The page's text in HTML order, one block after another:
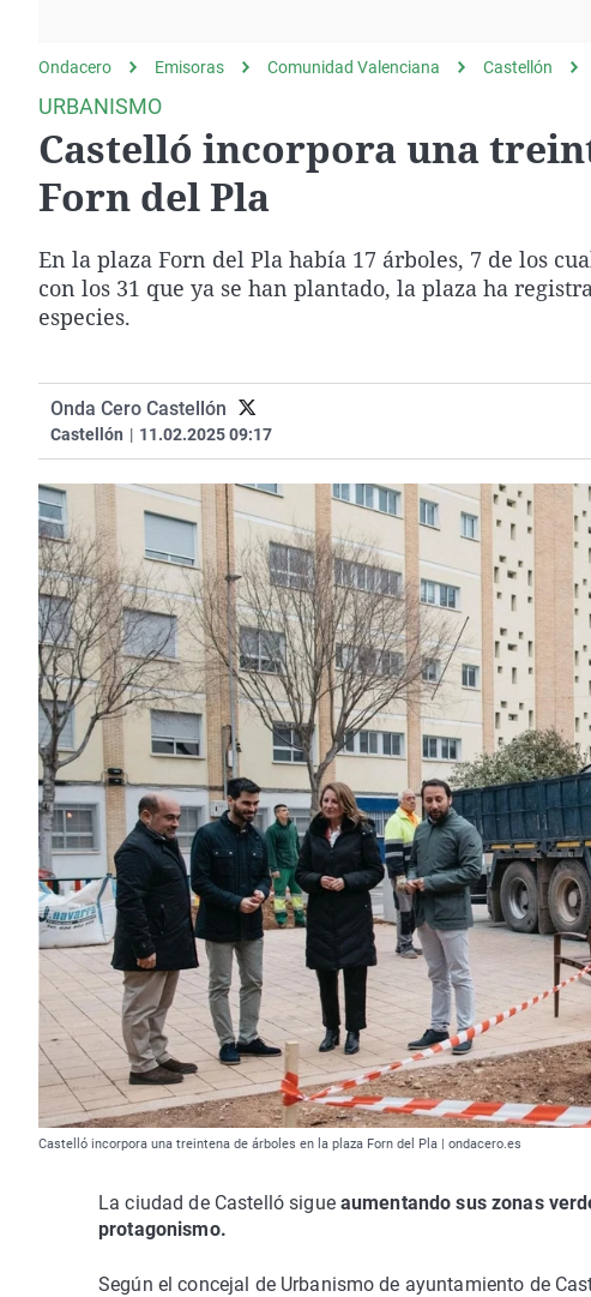
Negra
Ondacero Emisoras Comunidad Valenciana Castellón
URBANISMO
Castelló incorpora una
Forn del Pla
En la plaza Forn del Pla había 17 árboles, 7 de los
con los 31 que ya se han plantado, la plaza ha
especies.
Onda Cero Castellón
Castellón | 11.02.2025 09:17
Castelló incorpora una treintena de árboles en la plaza Forn del Pla | ondacero.es
La ciudad de Castelló sigue aumentando sus zonas
protagonismo.
Según el concejal de Urbanismo de ayuntamiento de